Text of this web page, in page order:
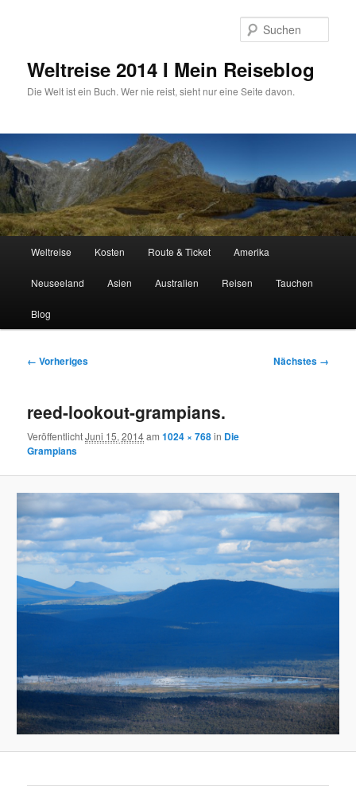
Weltreise 2014 I Mein Reiseblog
Die Welt ist ein Buch. Wer nie reist, sieht nur eine Seite davon.
Weltreise Kosten Route & Ticket Amerika
Neuseeland Asien Australien Reisen Tauchen
Blog
Bilder-
← Vorheriges Nächstes →
reed-lookout-grampians.
VeröffentlichtJuni 15, 2014am1024 × 768in Die
Grampians